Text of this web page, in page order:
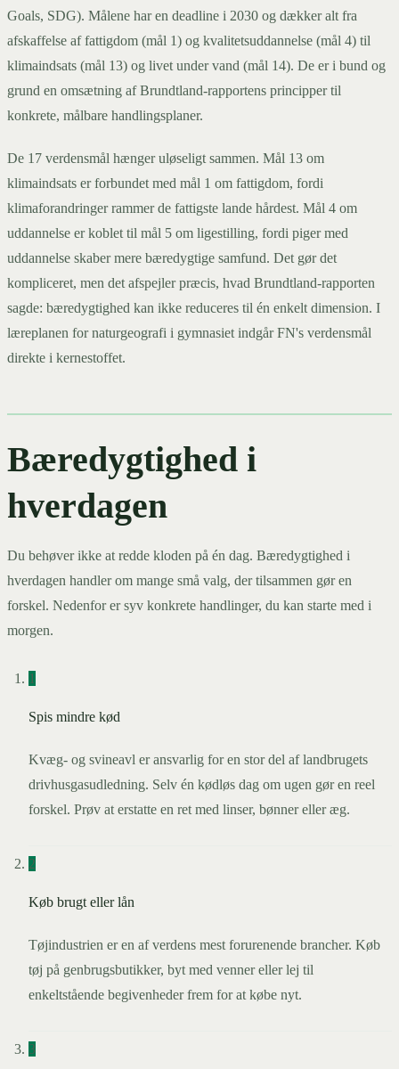
Goals, SDG). Målene har en deadline i 2030 og dækker alt fra
afskaffelse af fattigdom (mål 1) og kvalitetsuddannelse (mål 4) til
klimaindsats (mål 13) og livet under vand (mål 14). De er i bund og
grund en omsætning af Brundtland-rapportens principper til
konkrete, målbare handlingsplaner.
De 17 verdensmål hænger uløseligt sammen. Mål 13 om
klimaindsats er forbundet med mål 1 om fattigdom, fordi
klimaforandringer rammer de fattigste lande hårdest. Mål 4 om
uddannelse er koblet til mål 5 om ligestilling, fordi piger med
uddannelse skaber mere bæredygtige samfund. Det gør det
kompliceret, men det afspejler præcis, hvad Brundtland-rapporten
sagde: bæredygtighed kan ikke reduceres til én enkelt dimension. I
læreplanen for naturgeografi i gymnasiet indgår FN's verdensmål
direkte i kernestoffet.
Bæredygtighed i
hverdagen
Du behøver ikke at redde kloden på én dag. Bæredygtighed i
hverdagen handler om mange små valg, der tilsammen gør en
forskel. Nedenfor er syv konkrete handlinger, du kan starte med i
morgen.
1
Spis mindre kød
Kvæg- og svineavl er ansvarlig for en stor del af landbrugets
drivhusgasudledning. Selv én kødløs dag om ugen gør en reel
forskel. Prøv at erstatte en ret med linser, bønner eller æg.
2
Køb brugt eller lån
Tøjindustrien er en af verdens mest forurenende brancher. Køb
tøj på genbrugsbutikker, byt med venner eller lej til
enkeltstående begivenheder frem for at købe nyt.
3